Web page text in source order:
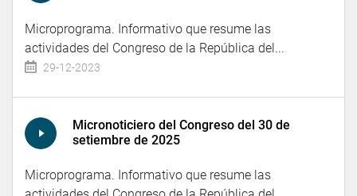
Microprograma. Informativo que resume las
actividades del Congreso de la República del...
29-12-2023
Micronoticiero del Congreso del 30 de
setiembre de 2025
Microprograma. Informativo que resume las